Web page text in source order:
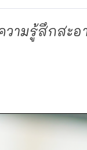
ามรู้สึกสะอ